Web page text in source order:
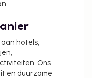
aan hotels,
Ons
en duurzame